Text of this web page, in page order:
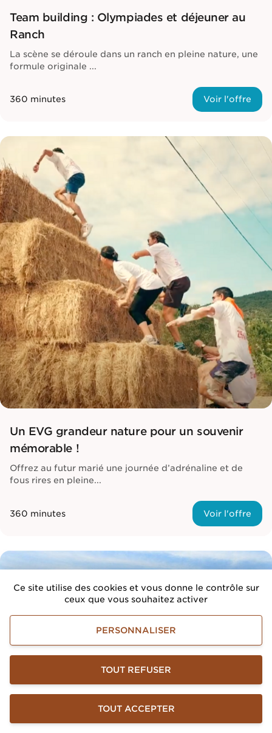
Ce site utilise des cookies et vous donne le contrôle sur
ceux que vous souhaitez activer
TOUT ACCEPTER
TOUT REFUSER
PERSONNALISER
Team building : Olympiades et déjeuner au
Ranch
La scène se déroule dans un ranch en pleine nature, une
formule originale ...
360 minutes Voir l'offre
Un EVG grandeur nature pour un souvenir
mémorable !
Offrez au futur marié une journée d’adrénaline et de
fous rires en pleine...
360 minutes Voir l'offre